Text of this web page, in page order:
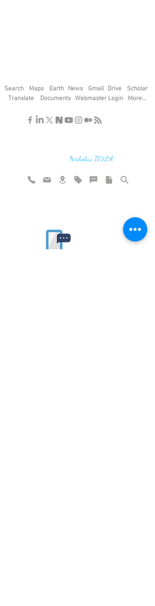
Search Maps Earth News Gmail Drive
Translate
Documents Webmaster Login
Scholar
More...
Nicholas TESLA